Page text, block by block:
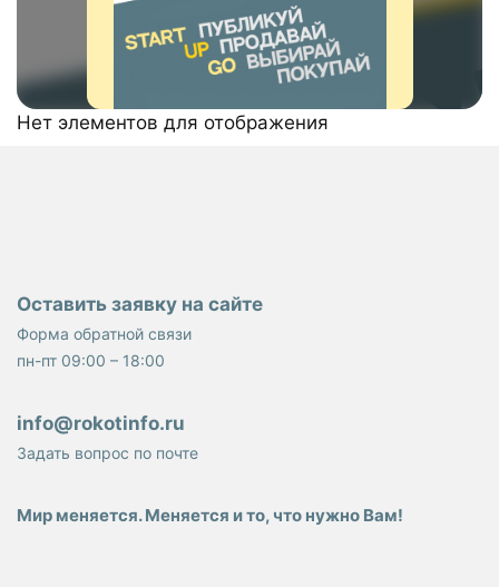
Нет элементов для отображения
Оставить заявку на сайте
Форма обратной связи
пн-пт 09:00 – 18:00
info@rokotinfo.ru
Задать вопрос по почте
Мир меняется. Меняется и то, что нужно Вам!